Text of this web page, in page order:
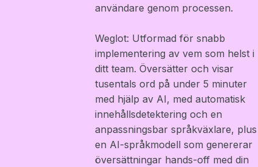
användare genom processen.
Weglot: Utformad för snabb
implementering av vem som helst i
ditt team. Översätter och visar
tusentals ord på under 5 minuter
med hjälp av AI, med automatisk
innehållsdetektering och en
anpassningsbar språkväxlare, plus
en AI-språkmodell som genererar
översättningar hands-off med din